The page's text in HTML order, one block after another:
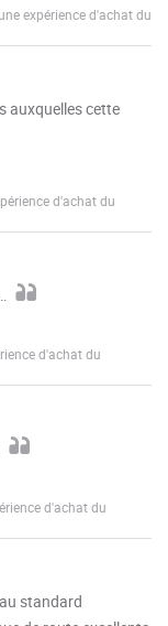
expérience d'achat du
auxquelles cette
d'achat du
d'achat du
d'achat du
standard